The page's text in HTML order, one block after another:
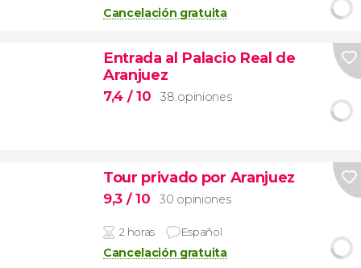
Cancelación gratuita
Entrada al Palacio Real de
Aranjuez
7,4 / 10 38 opiniones
Tour privado por Aranjuez
9,3 / 10 30 opiniones
2 horas Español
Cancelación gratuita